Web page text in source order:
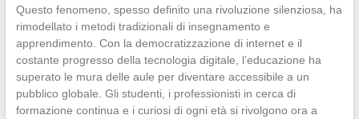
Questo fenomeno, spesso definito una rivoluzione silenziosa, ha
rimodellato i metodi tradizionali di insegnamento e
apprendimento. Con la democratizzazione di internet e il
costante progresso della tecnologia digitale, l’educazione ha
superato le mura delle aule per diventare accessibile a un
pubblico globale. Gli studenti, i professionisti in cerca di
formazione continua e i curiosi di ogni età si rivolgono ora a